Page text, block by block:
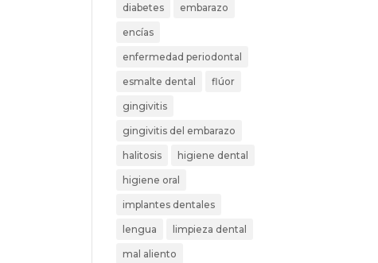
diabetes embarazo
encías
enfermedad periodontal
esmalte dental flúor
gingivitis
gingivitis del embarazo
halitosis higiene dental
higiene oral
implantes dentales
lengua limpieza dental
mal aliento